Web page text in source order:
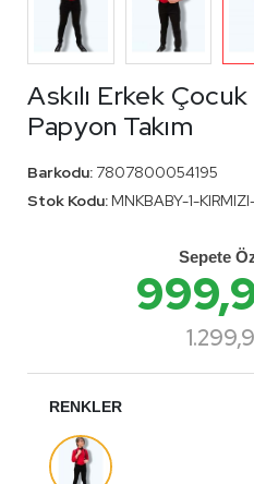
Askılı Erkek
Papyon Takım
Barkodu: 7807800054195
Stok Kodu: MNKBABY-1-
Sepete
RENKLER